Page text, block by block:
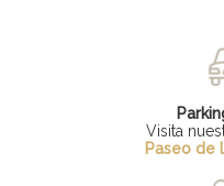
Visita
Paseo de